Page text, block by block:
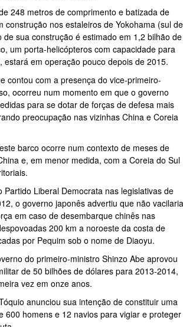
248 metros de comprimento e batizada de
construção nos estaleiros de Yokohama (sul de
de sua construção é estimado em 1,2 bilhão de
um porta-helicópteros com capacidade para
estará em operação pouco depois de 2015.
contou com a presença do vice-primeiro-
ocorreu num momento em que o governo
para se dotar de forças de defesa mais
preocupação nas vizinhas China e Coreia
barco ocorre num contexto de meses de
e, em menor medida, com a Coreia do Sul
Partido Liberal Democrata nas legislativas de
o governo japonês advertiu que não vacilaria
em caso de desembarque chinês nas
200 km a noroeste da costa de
por Pequim sob o nome de Diaoyu.
do primeiro-ministro Shinzo Abe aprovou
de 50 bilhões de dólares para 2013-2014,
vez em onze anos.
anunciou sua intenção de constituir uma
600 homens e 12 navios para vigiar e proteger